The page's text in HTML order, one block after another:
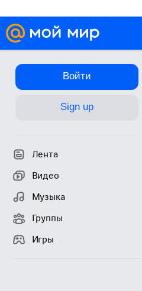
Войти
Sign up
Лента
Видео
Музыка
Группы
Игры